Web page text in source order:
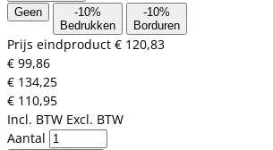
Geen
-10%
Bedrukken
-10%
Borduren
Prijs eindproduct € 120,83
€ 99,86
€ 134,25
€ 110,95
Incl. BTW Excl. BTW
Aantal